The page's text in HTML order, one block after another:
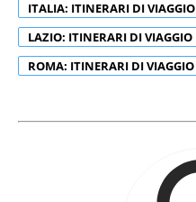
ITALIA: ITINERARI DI VIAGGIO
LAZIO: ITINERARI DI VIAGGIO
ROMA: ITINERARI DI VIAGGIO